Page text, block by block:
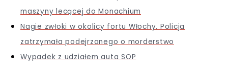
maszyny lecącej do Monachium
Nagie zwłoki w okolicy fortu Włochy. Policja
zatrzymała podejrzanego o morderstwo
Wypadek z udziałem auta SOP